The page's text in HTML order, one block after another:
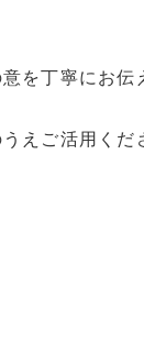
を丁寧にお伝
えご活用くだ